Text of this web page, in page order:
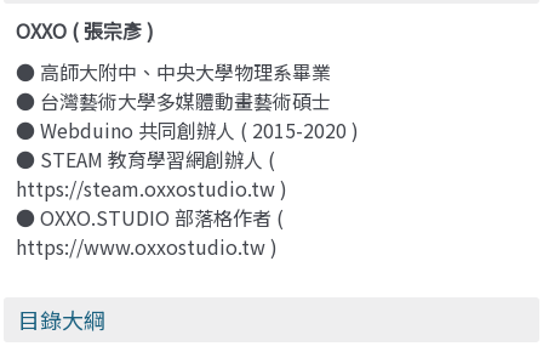
OXXO ( 張宗彥 )
● 高師大附中、中央大學物理系畢業
● 台灣藝術大學多媒體動畫藝術碩士
● Webduino 共同創辦人 ( 2015-2020 )
● STEAM 教育學習網創辦人 (
https://steam.oxxostudio.tw )
● OXXO.STUDIO 部落格作者 (
https://www.oxxostudio.tw )
目錄大綱